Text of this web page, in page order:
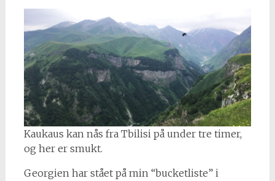
Kaukaus kan nås fra Tbilisi på under tre timer,
og her er smukt.
Georgien har stået på min “bucketliste” i